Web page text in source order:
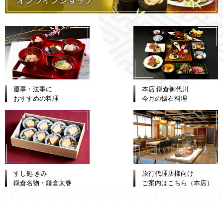
慶事・法事に
おすすめの料理
本店 鎌倉御代川
今月の懐石料理
すし処 きみ
鎌倉名物・鎌倉太巻
旅行代理店様向け
ご案内はこちら（本店）